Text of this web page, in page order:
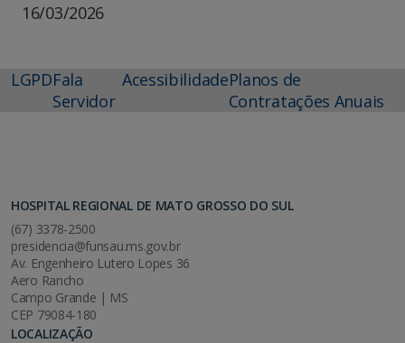
16/03/2026
LGPDFala
Servidor
AcessibilidadePlanos de
Contratações Anuais
HOSPITAL REGIONAL DE MATO GROSSO DO SUL
(67) 3378-2500
presidencia@funsau.ms.gov.br
Av. Engenheiro Lutero Lopes 36
Aero Rancho
Campo Grande | MS
CEP 79084-180
LOCALIZAÇÃO